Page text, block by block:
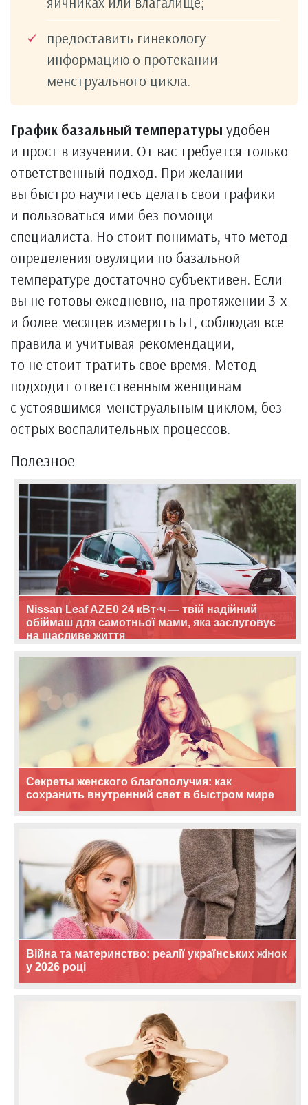
предоставить гинекологу
информацию о протекании
менструального цикла.
График базальный температуры удобен
и прост в изучении. От вас требуется только
ответственный подход. При желании
вы быстро научитесь делать свои графики
и пользоваться ими без помощи
специалиста. Но стоит понимать, что метод
определения овуляции по базальной
температуре достаточно субъективен. Если
вы не готовы ежедневно, на протяжении 3-х
и более месяцев измерять БТ, соблюдая все
правила и учитывая рекомендации,
то не стоит тратить свое время. Метод
подходит ответственным женщинам
с устоявшимся менструальным циклом, без
острых воспалительных процессов.
Полезное
Nissan Leaf AZE0 24 кВт·ч — твій надійний
обіймаш для самотньої мами, яка заслуговує
на щасливе життя
Секреты женского благополучия: как
сохранить внутренний свет в быстром мире
Війна та материнство: реалії українських жінок
у 2026 році